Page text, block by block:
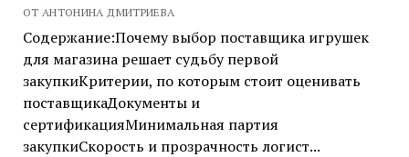
ОТ АНТОНИНА ДМИТРИЕВА
Содержание:Почему выбор поставщика игрушек
для магазина решает судьбу первой
закупкиКритерии, по которым стоит оценивать
поставщикаДокументы и
сертификацияМинимальная партия
закупкиСкорость и прозрачность логист...